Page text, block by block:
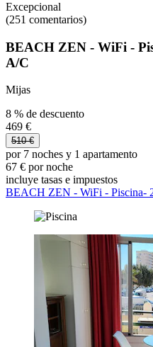
Excepcional
(251 comentarios)
BEACH ZEN - WiFi -
A/C
Mijas
8 % de descuento
469 €
510 €
por 7 noches y 1 apartamento
67 € por noche
incluye tasas e impuestos
BEACH ZEN - WiFi - Piscina-